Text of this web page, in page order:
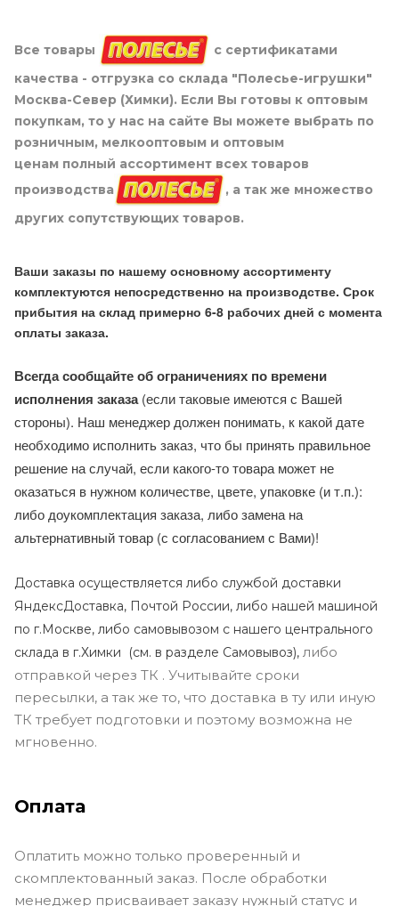
Все товары
с сертификатами
качества - отгрузка со склада "Полесье-игрушки"
Москва-Север (Химки). Если Вы готовы к оптовым
покупкам, то у нас на сайте Вы можете выбрать по
розничным, мелкооптовым и оптовым
ценам полный ассортимент всех товаров
производства
, а так же множество
других сопутствующих товаров.
Ваши заказы по нашему основному ассортименту
комплектуются непосредственно на производстве. Срок
прибытия на склад примерно 6-8 рабочих дней с момента
оплаты заказа.
Всегда сообщайте об ограничениях по времени
исполнения заказа(если таковые имеются с Вашей
стороны). Наш менеджер должен понимать, к какой дате
необходимо исполнить заказ, что бы принять правильное
решение на случай, если какого-то товара может не
оказаться в нужном количестве, цвете, упаковке (и т.п.):
либо доукомплектация заказа, либо замена на
альтернативный товар (с согласованием с Вами)!
Доставка осуществляется либо службой доставки
ЯндексДоставка, Почтой России, либо нашей машиной
по г.Москве, либо самовывозом с нашего центрального
склада в г.Химки (см. в разделе Самовывоз), либо
отправкой через ТК . Учитывайте сроки
пересылки, а так же то, что доставка в ту или иную
ТК требует подготовки и поэтому возможна не
мгновенно.
Оплата
Оплатить можно только проверенный и
скомплектованный заказ. После обработки
менеджер присваивает заказу нужный статус и